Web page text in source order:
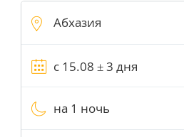
на 1 ночь